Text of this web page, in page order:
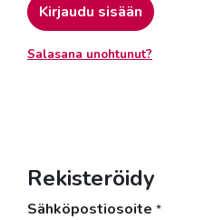
Kirjaudu sisään
Salasana unohtunut?
Rekisteröidy
Sähköpostiosoite *